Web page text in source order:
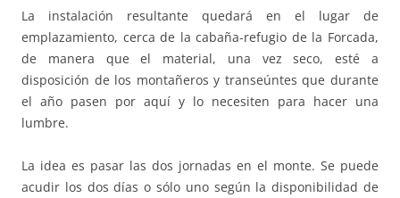
La instalación resultante quedará en el lugar de
emplazamiento, cerca de la cabaña-refugio de la Forcada,
de manera que el material, una vez seco, esté a
disposición de los montañeros y transeúntes que durante
el año pasen por aquí y lo necesiten para hacer una
lumbre.
La idea es pasar las dos jornadas en el monte. Se puede
acudir los dos días o sólo uno según la disponibilidad de